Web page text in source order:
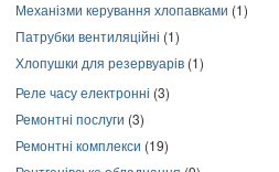
Механізми керування хлопавками (1)
Патрубки вентиляційні (1)
Хлопушки для резервуарів (1)
Реле часу електронні (3)
Ремонтні послуги (3)
Ремонтні комплекси (19)